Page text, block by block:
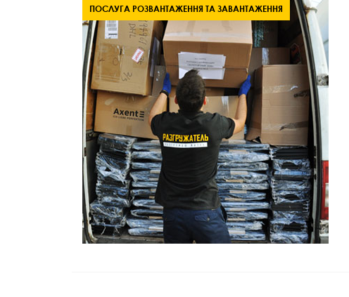
ПОСЛУГА РОЗВАНТАЖЕННЯ ТА ЗАВАНТАЖЕННЯ